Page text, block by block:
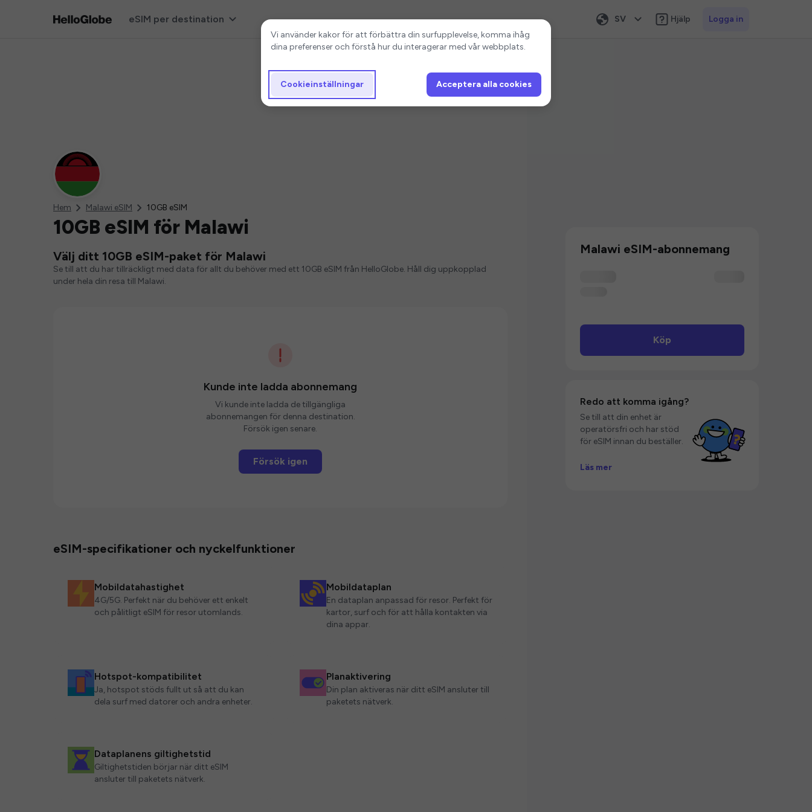
eSIM per destination SV Hjälp Logga in
Hem Malawi eSIM 10GB eSIM
10GB eSIM för Malawi
Välj ditt 10GB eSIM-paket för Malawi
Se till att du har tillräckligt med data för allt du behöver med ett 10GB eSIM från HelloGlobe. Håll dig uppkopplad
under hela din resa till Malawi.
Kunde inte ladda abonnemang
Vi kunde inte ladda de tillgängliga
abonnemangen för denna destination.
Försök igen senare.
Försök igen
eSIM-specifikationer och nyckelfunktioner
Mobildatahastighet
4G/5G. Perfekt när du behöver ett enkelt
och pålitligt eSIM för resor utomlands.
Mobildataplan
En dataplan anpassad för resor. Perfekt för
kartor, surf och för att hålla kontakten via
dina appar.
Hotspot-kompatibilitet
Ja, hotspot stöds fullt ut så att du kan
dela surf med datorer och andra enheter.
Planaktivering
Din plan aktiveras när ditt eSIM ansluter till
paketets nätverk.
Dataplanens giltighetstid
Giltighetstiden börjar när ditt eSIM
ansluter till paketets nätverk.
Malawi eSIM-abonnemang
Köp
Redo att komma igång?
Se till att din enhet är
operatörsfri och har stöd
för eSIM innan du beställer.
Läs mer
Cookieinställningar
Vi använder kakor för att förbättra din surfupplevelse, komma ihåg
dina preferenser och förstå hur du interagerar med vår webbplats.
Cookieinställningar Acceptera alla cookies